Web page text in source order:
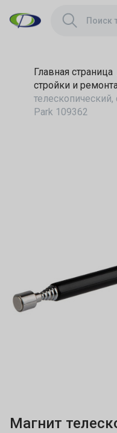
Главная страница
стройки и
Park 109362
Магнит